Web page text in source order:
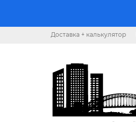
Доставка + калькулятор